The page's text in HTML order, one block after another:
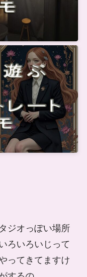
ジオっぽい場所
ろいろいじって
ってきてますけ